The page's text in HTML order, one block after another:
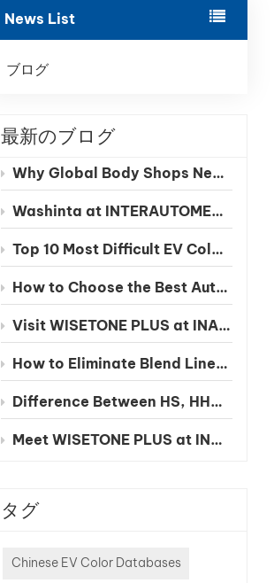
News List
ブログ
最新のブログ
Why Global Body Shops Need Chinese EV Color Databases
Washinta at INTERAUTOMECHANICA 2026 Moscow
Top 10 Most Difficult EV Colors to Match in 2026
How to Choose the Best Automotive Refinish Paint Manufacturer in China
Visit WISETONE PLUS at INA PAACE Automechanika Mexico 2026 – Meet Your Trusted Automotive Refinish Paint Manufacturer
How to Eliminate Blend Lines in Automotive Spot Repairs: The Benefits of Seamless Clearcoat Technology
Difference Between HS, HHS and UHS Clearcoat
Meet WISETONE PLUS at INA PAACE Automechanika Mexico City 2026 – BOOTH NO. 1826-2
タグ
Chinese EV Color Databases